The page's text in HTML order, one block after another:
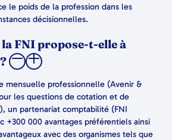
le poids de la profession dans les
décisionnelles.
FNI propose-t-elle à
mensuelle professionnelle (Avenir &
les questions de cotation et de
un partenariat comptabilité (FNI
+300 000 avantages préférentiels ainsi
avec des organismes tels que